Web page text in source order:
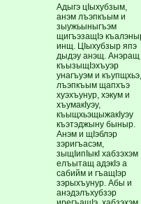
Адыгэ цIыхубзым,
анэм лъэпкъым и
зыужьыныгъэм
щигъэзащIэ
инщ. ЦIыхубзыр япэ
дыдэу анэщ. Анэращ
къызыщIэхъуэр
унагъуэм и
лъэпкъым щапхъэ
хуэхъунур, хэкум и
хъумакIуэу,
къыщхьэщыжакIуэу
къэтэджыну быныр.
Анэм и щIэблэр
зэригъасэм,
зыщIипIыкI хабзэхэм
елъытащ адэкIэ а
сабийм и гъащIэр
зэрыхъунур. Абы и
анэдэлъхубзэр